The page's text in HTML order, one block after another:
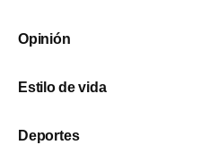
Opinión
Estilo de vida
Deportes